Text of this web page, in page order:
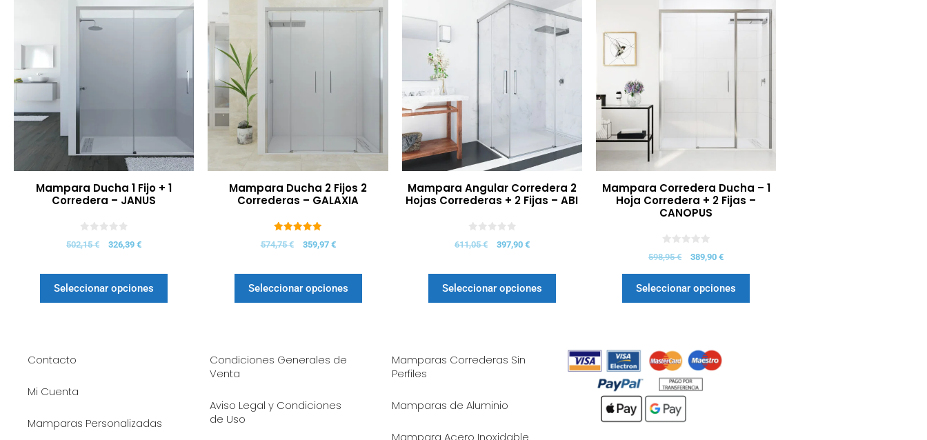
Mampara Ducha 1 Fijo + 1
Corredera – JANUS
d
502,15€ 326,39€
Seleccionar opciones
Mampara Ducha 2 Fijos 2
Correderas – GALAXIA
de 5
574,75€ 359,97 €
Seleccionar opciones
Mampara Angular Corredera 2
Hojas Correderas + 2 Fijas – ABI
d
611,05€ 397,90 €
Seleccionar opciones
Mampara Corredera Ducha – 1
Hoja Corredera + 2 Fijas –
CANOPUS
d
5
598,95€ 389,90€
Seleccionar opciones
Contacto
Mi Cuenta
Mamparas Personalizadas
Condiciones Generales de
Venta
Aviso Legal y Condiciones
de Uso
Mamparas Correderas Sin
Perfiles
Mamparas de Aluminio
Mampara Acero Inoxidable